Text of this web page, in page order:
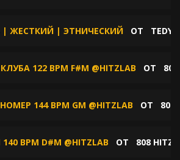
| ЖЕСТКИЙ | ЭТНИЧЕСКИЙ ОТ
122 BPM F#M @HITZLAB ОТ
144 BPM GM @HITZLAB ОТ 808
BPM D#M @HITZLAB ОТ 808 HITZ